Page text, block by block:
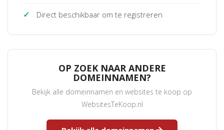
✓ Direct beschikbaar om te registreren
OP ZOEK NAAR ANDERE
DOMEINNAMEN?
Bekijk alle domeinnamen en websites te koop op
WebsitesTeKoop.nl